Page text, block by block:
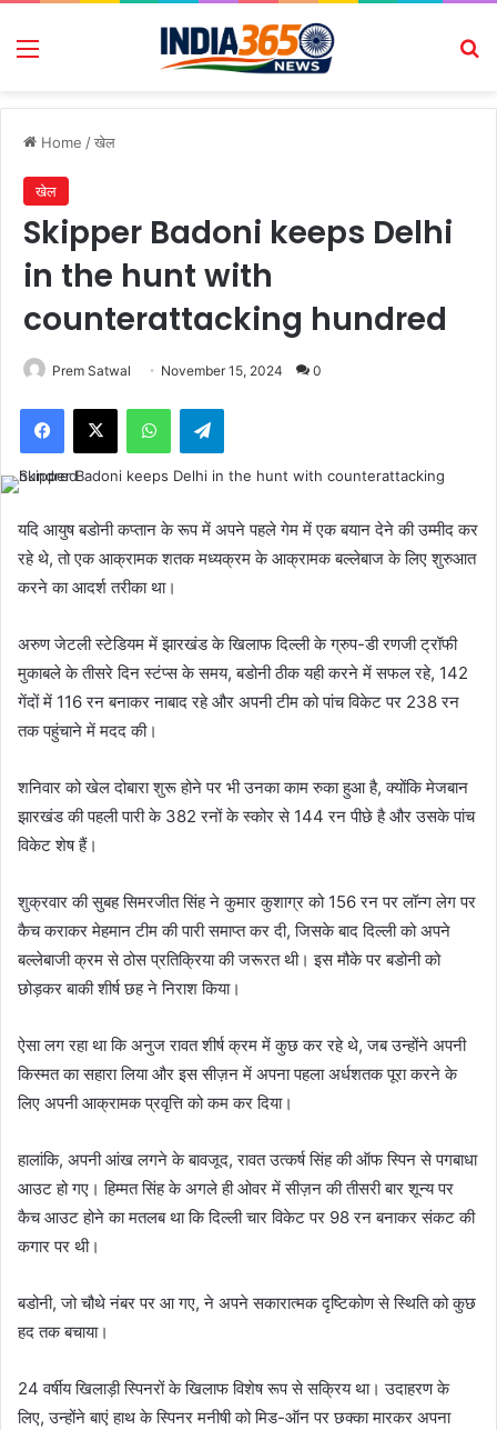
Menu
Home /खेल
खेल
Skipper Badoni keeps Delhi
in the hunt with
counterattacking hundred
Prem Satwal November 15, 2024 0
Facebook
X WhatsAppTelegram
यदि आयुष बडोनी कप्तान के रूप में अपने पहले गेम में एक बयान देने की उम्मीद कर
रहे थे, तो एक आक्रामक शतक मध्यक्रम के आक्रामक बल्लेबाज के लिए शुरुआत
करने का आदर्श तरीका था।
अरुण जेटली स्टेडियम में झारखंड के खिलाफ दिल्ली के ग्रुप-डी रणजी ट्रॉफी
मुकाबले के तीसरे दिन स्टंप्स के समय, बडोनी ठीक यही करने में सफल रहे, 142
गेंदों में 116 रन बनाकर नाबाद रहे और अपनी टीम को पांच विकेट पर 238 रन
तक पहुंचाने में मदद की।
शनिवार को खेल दोबारा शुरू होने पर भी उनका काम रुका हुआ है, क्योंकि मेजबान
झारखंड की पहली पारी के 382 रनों के स्कोर से 144 रन पीछे है और उसके पांच
विकेट शेष हैं।
शुक्रवार की सुबह सिमरजीत सिंह ने कुमार कुशाग्र को 156 रन पर लॉन्ग लेग पर
कैच कराकर मेहमान टीम की पारी समाप्त कर दी, जिसके बाद दिल्ली को अपने
बल्लेबाजी क्रम से ठोस प्रतिक्रिया की जरूरत थी। इस मौके पर बडोनी को
छोड़कर बाकी शीर्ष छह ने निराश किया।
ऐसा लग रहा था कि अनुज रावत शीर्ष क्रम में कुछ कर रहे थे, जब उन्होंने अपनी
किस्मत का सहारा लिया और इस सीज़न में अपना पहला अर्धशतक पूरा करने के
लिए अपनी आक्रामक प्रवृत्ति को कम कर दिया।
हालांकि, अपनी आंख लगने के बावजूद, रावत उत्कर्ष सिंह की ऑफ स्पिन से पगबाधा
आउट हो गए। हिम्मत सिंह के अगले ही ओवर में सीज़न की तीसरी बार शून्य पर
कैच आउट होने का मतलब था कि दिल्ली चार विकेट पर 98 रन बनाकर संकट की
कगार पर थी।
बडोनी, जो चौथे नंबर पर आ गए, ने अपने सकारात्मक दृष्टिकोण से स्थिति को कुछ
हद तक बचाया।
24 वर्षीय खिलाड़ी स्पिनरों के खिलाफ विशेष रूप से सक्रिय था। उदाहरण के
लिए, उन्होंने बाएं हाथ के स्पिनर मनीषी को मिड-ऑन पर छक्का मारकर अपना